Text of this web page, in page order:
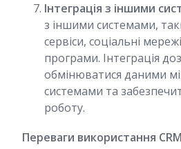
Інтеграція з іншими
з іншими системами,
сервіси, соціальні
програми. Інтеграція
обмінюватися даними
системами та
роботу.
Переваги використання